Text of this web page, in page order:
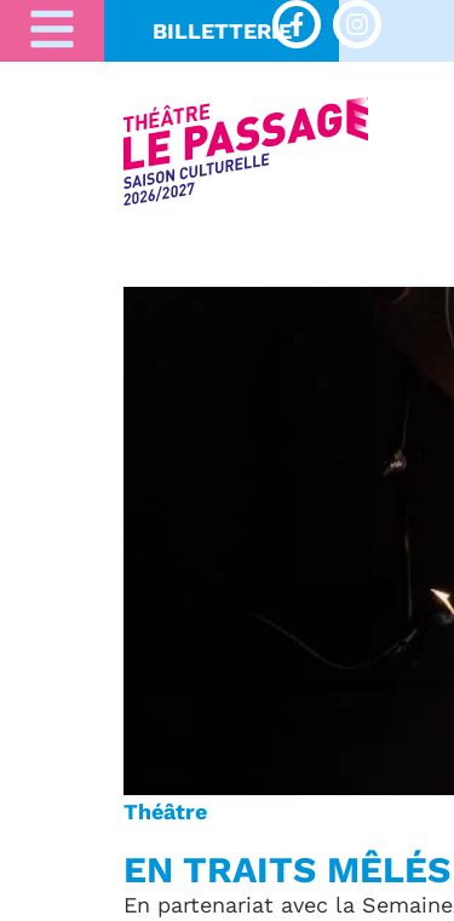
BILLETTERIE
Théâtre
EN TRAITS MÊLÉS
En partenariat avec la